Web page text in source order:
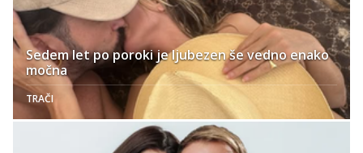
Sedem let po poroki je ljubezen še vedno enako
močna
TRAČI